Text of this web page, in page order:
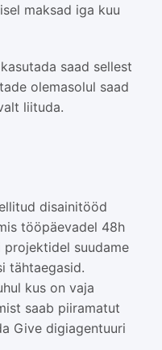
maksad iga kuu
saad sellest
olemasolul saad
liituda.
disainitööd
tööpäevadel 48h
projektidel suudame
tähtaegasid.
kus on vaja
saab piiramatut
Give digiagentuuri